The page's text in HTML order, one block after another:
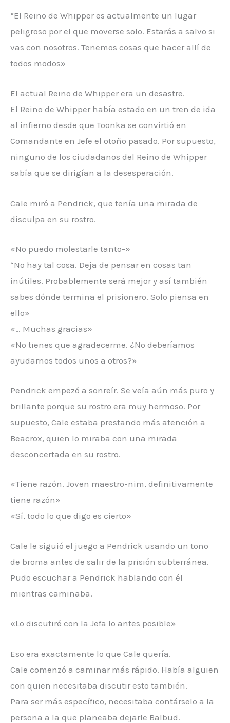
“El Reino de Whipper es actualmente un lugar
peligroso por el que moverse solo. Estarás a salvo si
vas con nosotros. Tenemos cosas que hacer allí de
todos modos»
El actual Reino de Whipper era un desastre.
El Reino de Whipper había estado en un tren de ida
al infierno desde que Toonka se convirtió en
Comandante en Jefe el otoño pasado. Por supuesto,
ninguno de los ciudadanos del Reino de Whipper
sabía que se dirigían a la desesperación.
Cale miró a Pendrick, que tenía una mirada de
disculpa en su rostro.
«No puedo molestarle tanto-»
“No hay tal cosa. Deja de pensar en cosas tan
inútiles. Probablemente será mejor y así también
sabes dónde termina el prisionero. Solo piensa en
ello»
«… Muchas gracias»
«No tienes que agradecerme. ¿No deberíamos
ayudarnos todos unos a otros?»
Pendrick empezó a sonreír. Se veía aún más puro y
brillante porque su rostro era muy hermoso. Por
supuesto, Cale estaba prestando más atención a
Beacrox, quien lo miraba con una mirada
desconcertada en su rostro.
«Tiene razón. Joven maestro-nim, definitivamente
tiene razón»
«Sí, todo lo que digo es cierto»
Cale le siguió el juego a Pendrick usando un tono
de broma antes de salir de la prisión subterránea.
Pudo escuchar a Pendrick hablando con él
mientras caminaba.
«Lo discutiré con la Jefa lo antes posible»
Eso era exactamente lo que Cale quería.
Cale comenzó a caminar más rápido. Había alguien
con quien necesitaba discutir esto también.
Para ser más específico, necesitaba contárselo a la
persona a la que planeaba dejarle Balbud.